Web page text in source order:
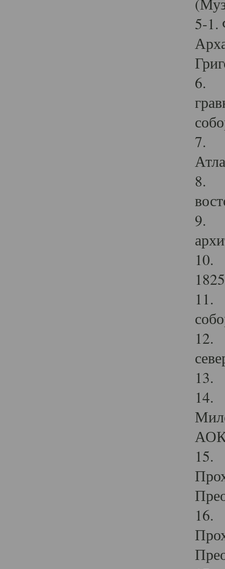
5-1.
6.
7.
8.
9.
10.
11.
12.
13.
14.
15.
16.